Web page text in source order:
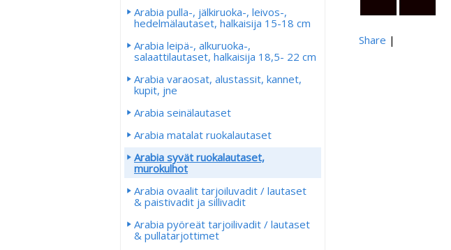
Share |
Arabia pulla-, jälkiruoka-, leivos-,
hedelmälautaset, halkaisija 15-18 cm
Arabia leipä-, alkuruoka-,
salaattilautaset, halkaisija 18,5- 22 cm
Arabia varaosat, alustassit, kannet,
kupit, jne
Arabia seinälautaset
Arabia matalat ruokalautaset
Arabia syvät ruokalautaset,
murokulhot
Arabia ovaalit tarjoiluvadit / lautaset
& paistivadit ja sillivadit
Arabia pyöreät tarjoilivadit / lautaset
& pullatarjottimet